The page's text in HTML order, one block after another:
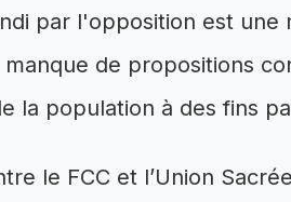
par l'opposition est une
de propositions
la population à des fins
le FCC et l’Union